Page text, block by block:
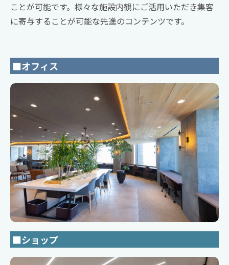
ことが可能です。様々な施設内観にご活用いただき集客
に寄与することが可能な先進のコンテンツです。
■オフィス
■ショップ